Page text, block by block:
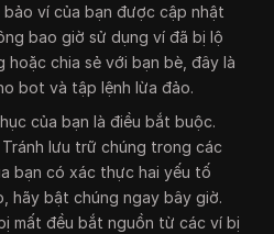
bảo ví của bạn được cập nhật
bao giờ sử dụng ví đã bị lộ
chia sẻ với bạn bè, đây là
bot và tập lệnh lừa đảo.
của bạn là điều bắt buộc.
lưu trữ chúng trong các
bạn có xác thực hai yếu tố
hãy bật chúng ngay bây giờ.
mất đều bắt nguồn từ các ví bị